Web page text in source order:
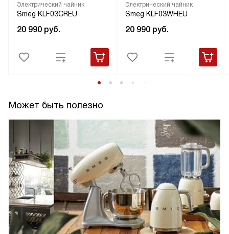
Электрический чайник
Smeg KLF03CREU
20 990 руб.
Электрический чайник
Smeg KLF03WHEU
20 990 руб.
Может быть полезно